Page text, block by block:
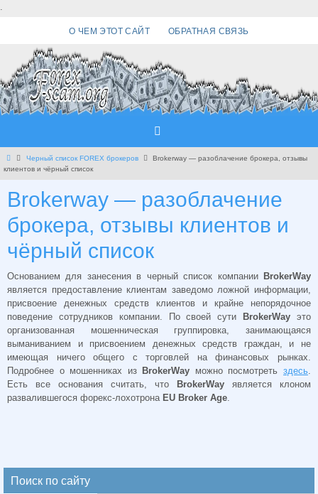
.
О ЧЕМ ЭТОТ САЙТ ОБРАТНАЯ СВЯЗЬ
Главная
Черный список FOREX брокеров
Brokerway — разоблачение брокера, отзывы
клиентов и чёрный список
Brokerway — разоблачение
брокера, отзывы клиентов и
чёрный список
Основанием для занесения в черный список компании BrokerWay
является предоставление клиентам заведомо ложной информации,
присвоение денежных средств клиентов и крайне непорядочное
поведение сотрудников компании. По своей сути
BrokerWay это
организованная мошенническая группировка, занимающаяся
выманиванием и присвоением денежных средств граждан, и не
имеющая ничего общего с торговлей на финансовых рынках.
Подробнее о мошенниках из BrokerWay можно посмотретьздесь.
Есть все основания считать, что
BrokerWay является клоном
развалившегося форекс-лохотрона EU Broker Age.
Поиск по сайту